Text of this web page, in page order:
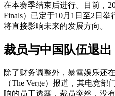
在本赛季结束后进行。目前，
Finals）已定于10月1日至2日
将直接影响未来的发展方向。
裁员与中国队伍退
除了财务调整外，暴雪娱乐还
（The Verge）报道，其电竞
响的员工透露，裁员突然，没